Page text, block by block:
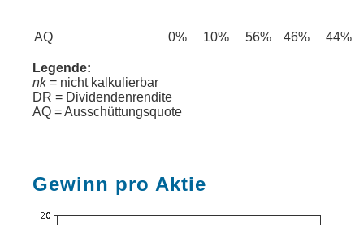
AQ 0% 10% 56% 46% 44%
Legende:
nk= nicht kalkulierbar
DR = Dividendenrendite
AQ = Ausschüttungsquote
Gewinn pro Aktie